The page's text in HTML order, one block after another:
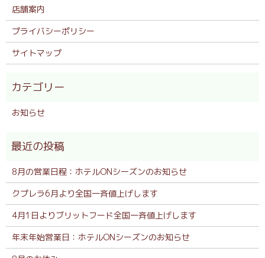
店舗案内
プライバシーポリシー
サイトマップ
お知らせ
8月の営業日程：ホテルONシーズンのお知らせ
クプレラ6月より全国一斉値上げします
4月1日よりブリットフード全国一斉値上げします
年末年始営業日：ホテルONシーズンのお知らせ